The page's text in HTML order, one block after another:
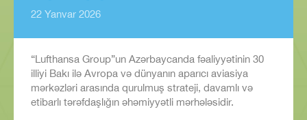
22 Yanvar 2026
“Lufthansa Group”un Azərbaycanda fəaliyyətinin 30
illiyi Bakı ilə Avropa və dünyanın aparıcı aviasiya
mərkəzləri arasında qurulmuş strateji, davamlı və
etibarlı tərəfdaşlığın əhəmiyyətli mərhələsidir.